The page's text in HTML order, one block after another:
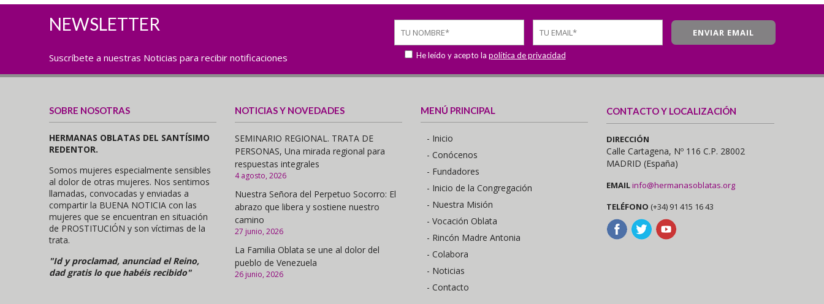
NEWSLETTER
Suscríbete a nuestras Noticias para recibir notificaciones He leído y acepto la política de privacidad
SOBRE NOSOTRAS
HERMANAS OBLATAS DEL SANTÍSIMO
REDENTOR.
Somos mujeres especialmente sensibles
al dolor de otras mujeres. Nos sentimos
llamadas, convocadas y enviadas a
compartir la BUENA NOTICIA con las
mujeres que se encuentran en situación
de PROSTITUCIÓN y son víctimas de la
trata.
"Id y proclamad, anunciad el Reino,
dad gratis lo que habéis recibido"
NOTICIAS Y NOVEDADES
SEMINARIO REGIONAL. TRATA DE
PERSONAS, Una mirada regional para
respuestas integrales
4 agosto, 2026
Nuestra Señora del Perpetuo Socorro: El
abrazo que libera y sostiene nuestro
camino
27 junio, 2026
La Familia Oblata se une al dolor del
pueblo de Venezuela
26 junio, 2026
MENÚ PRINCIPAL
- Inicio
- Conócenos
- Fundadores
- Inicio de la Congregación
- Nuestra Misión
- Vocación Oblata
- Rincón Madre Antonia
- Colabora
- Noticias
- Contacto
CONTACTO Y LOCALIZACIÓN
DIRECCIÓN
Calle Cartagena, Nº 116 C.P. 28002
MADRID (España)
EMAILinfo@hermanasoblatas.org
TELÉFONO (+34) 91 415 16 43